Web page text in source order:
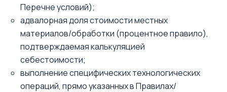
Перечне условий);
адвалорная доля стоимости местных
материалов/обработки (процентное правило),
подтверждаемая калькуляцией
себестоимости;
выполнение специфических технологических
операций, прямо указанных в Правилах/